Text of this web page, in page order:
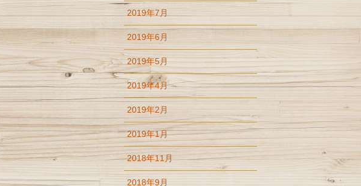
2019年7月
2019年6月
2019年5月
2019年4月
2019年2月
2019年1月
2018年11月
2018年9月